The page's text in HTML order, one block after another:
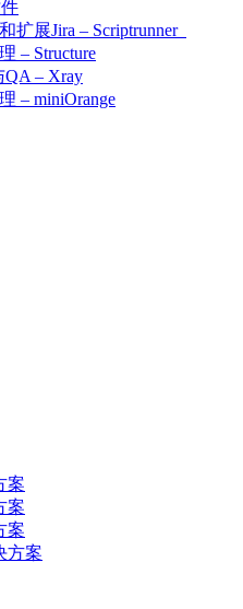
扩展Jira – Scriptrunner
– Structure
QA – Xray
– miniOrange
案
案
案
方案